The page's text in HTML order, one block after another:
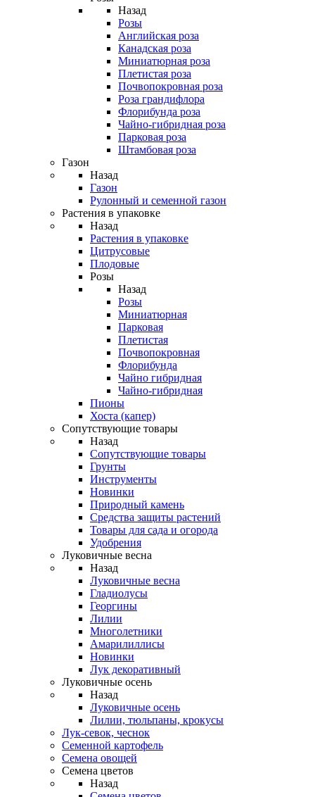
Назад
Розы
Английская роза
Канадская роза
Миниатюрная роза
Плетистая роза
Почвопокровная роза
Роза грандифлора
Флорибунда роза
Чайно-гибридная роза
Парковая роза
Штамбовая роза
Газон
Назад
Газон
Рулонный и семенной газон
Растения в упаковке
Назад
Растения в упаковке
Цитрусовые
Плодовые
Розы
Назад
Розы
Миниатюрная
Парковая
Плетистая
Почвопокровная
Флорибунда
Чайно гибридная
Чайно-гибридная
Пионы
Хоста (капер)
Сопутствующие товары
Назад
Сопутствующие товары
Грунты
Инструменты
Новинки
Природный камень
Средства защиты растений
Товары для сада и огорода
Удобрения
Луковичные весна
Назад
Луковичные весна
Гладиолусы
Георгины
Лилии
Многолетники
Амарилиллисы
Новинки
Лук декоративный
Луковичные осень
Назад
Луковичные осень
Лилии, тюльпаны, крокусы
Лук-севок, чеснок
Семенной картофель
Семена овощей
Семена цветов
Назад